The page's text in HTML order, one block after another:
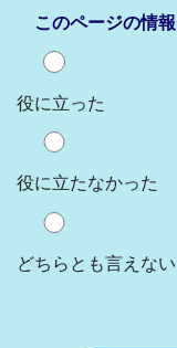
このページの情
役に立った
役に立たなかった
どちらとも言えない